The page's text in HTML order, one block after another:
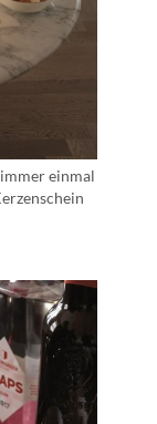
einmal